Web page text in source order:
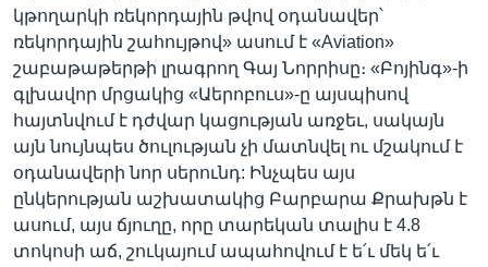
կթողարկի ռեկորդային թվով օդանավեր՝
ռեկորդային շահույթով» ասում է «Aviation»
շաբաթաթերթի լրագրող Գայ Նորրիսը։ «Բոյինգ»-ի
գլխավոր մրցակից «Աերոբուս»-ը այսպիսով
հայտնվում է դժվար կացության առջեւ, սակայն
այն նույնպես ծուլության չի մատնվել ու մշակում է
օդանավերի նոր սերունդ: Ինչպես այս
ընկերության աշխատակից Բարբարա Քրախթն է
ասում, այս ճյուղը, որը տարեկան տալիս է 4.8
տոկոսի աճ, շուկայում ապահովում է ե՛ւ մեկ ե՛ւ